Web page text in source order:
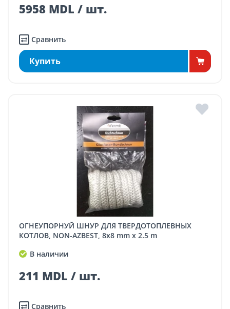
5958 MDL / шт.
Сравнить
Купить
ОГНЕУПОРНУЙ ШНУР ДЛЯ ТВЕРДОТОПЛЕВНЫХ
КОТЛОВ, NON-AZBEST, 8x8 mm x 2.5 m
В наличии
211 MDL / шт.
Сравнить